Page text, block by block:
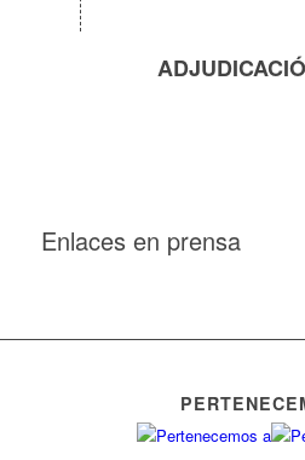
Enlaces en prensa